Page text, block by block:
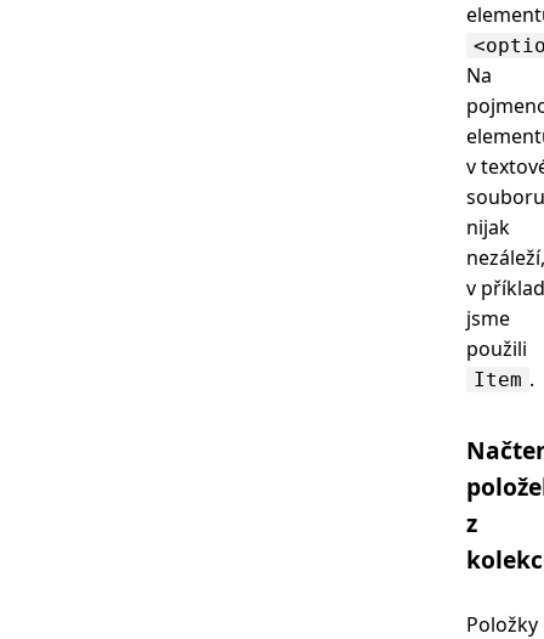
Na
v
souboru
nijak
nezáleží,
v
jsme
použili
Item .
z
Položky